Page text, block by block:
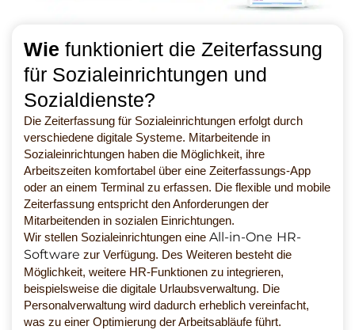
Wie funktioniert die Zeiterfassung
für Sozialeinrichtungen und
Sozialdienste?
Die Zeiterfassung für Sozialeinrichtungen erfolgt durch
verschiedene digitale Systeme. Mitarbeitende in
Sozialeinrichtungen haben die Möglichkeit, ihre
Arbeitszeiten komfortabel über eine Zeiterfassungs-App
oder an einem Terminal zu erfassen. Die flexible und mobile
Zeiterfassung entspricht den Anforderungen der
Mitarbeitenden in sozialen Einrichtungen.
Wir stellen Sozialeinrichtungen eine All-in-One HR-
Software zur Verfügung. Des Weiteren besteht die
Möglichkeit, weitere HR-Funktionen zu integrieren,
beispielsweise die digitale Urlaubsverwaltung. Die
Personalverwaltung wird dadurch erheblich vereinfacht,
was zu einer Optimierung der Arbeitsabläufe führt.